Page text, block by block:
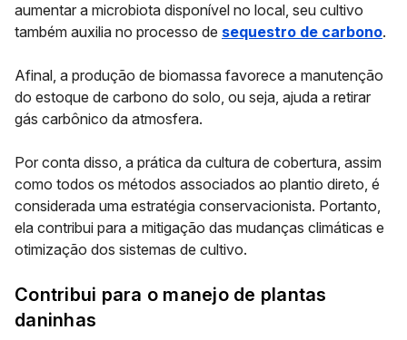
aumentar a microbiota disponível no local, seu cultivo
também auxilia no processo de sequestro de carbono.
Afinal, a produção de biomassa favorece a manutenção
do estoque de carbono do solo, ou seja, ajuda a retirar
gás carbônico da atmosfera.
Por conta disso, a prática da cultura de cobertura, assim
como todos os métodos associados ao plantio direto, é
considerada uma estratégia conservacionista. Portanto,
ela contribui para a mitigação das mudanças climáticas e
otimização dos sistemas de cultivo.
Contribui para o manejo de plantas
daninhas